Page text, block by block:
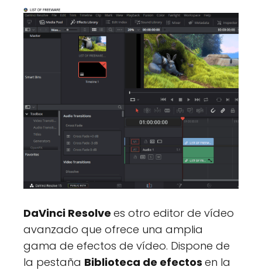
DaVinci Resolve es otro editor de vídeo
avanzado que ofrece una amplia
gama de efectos de vídeo. Dispone de
la pestaña Biblioteca de efectos en la